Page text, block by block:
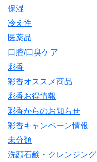
保湿
冷え性
医薬品
口腔/口臭ケア
彩香
彩香オススメ商品
彩香お得情報
彩香からのお知らせ
彩香キャンペーン情報
未分類
洗顔石鹸・クレンジング